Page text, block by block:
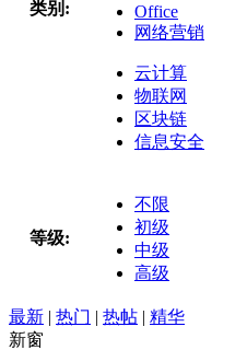
类别:
Office
网络营销
云计算
物联网
区块链
信息安全
等级:
不限
初级
中级
高级
最新 | 热门 | 热帖 | 精华
新窗